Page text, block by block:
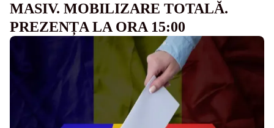
MASIV. MOBILIZARE TOTALĂ.
PREZENȚA LA ORA 15:00